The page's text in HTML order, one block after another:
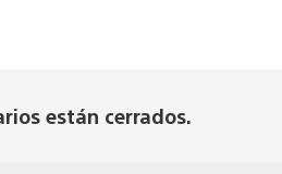
están cerrados.